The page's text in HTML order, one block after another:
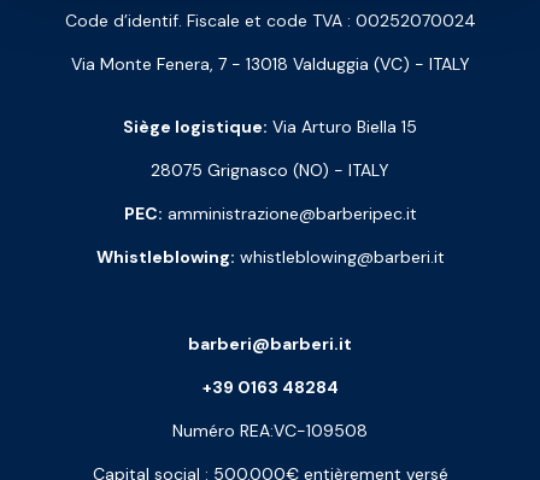
Code d’identif. Fiscale et code TVA : 00252070024
Via Monte Fenera, 7 - 13018 Valduggia (VC) - ITALY
Siège logistique: Via Arturo Biella 15
28075 Grignasco (NO) - ITALY
PEC: amministrazione@barberipec.it
Whistleblowing: whistleblowing@barberi.it
barberi@barberi.it
+39 0163 48284
Numéro REA:VC-109508
Capital social : 500.000€ entièrement versé